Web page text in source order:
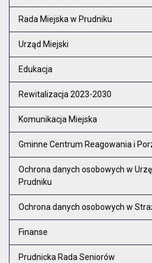
Rada Miejska w Prudniku
Urząd Miejski
Edukacja
Rewitalizacja 2023-2030
Komunikacja Miejska
Gminne Centrum Reagowania i
Ochrona danych osobowych w
Prudniku
Ochrona danych osobowych w
Finanse
Prudnicka Rada Seniorów